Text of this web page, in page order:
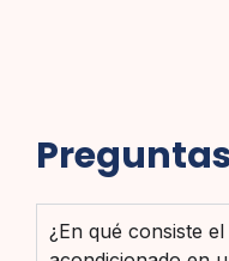
¿En qué consiste